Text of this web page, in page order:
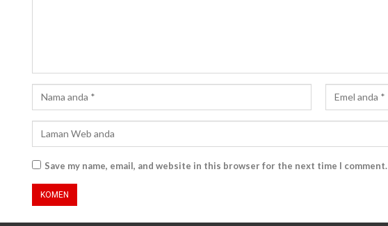
Save my name, email, and website in this browser for the next time I comment.